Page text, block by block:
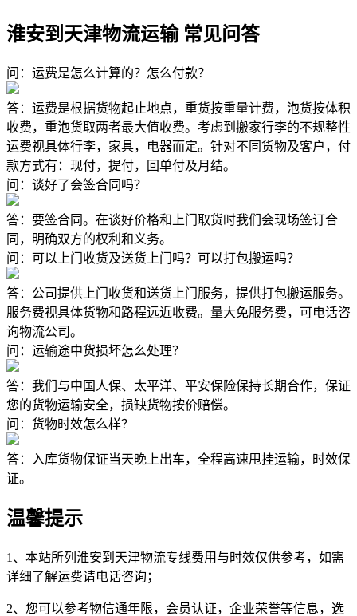
淮安到天津物流运输 常见问答
问：运费是怎么计算的？怎么付款？
答：运费是根据货物起止地点，重货按重量计费，泡货按体积
收费，重泡货取两者最大值收费。考虑到搬家行李的不规整性
运费视具体行李，家具，电器而定。针对不同货物及客户，付
款方式有：现付，提付，回单付及月结。
问：谈好了会签合同吗？
答：要签合同。在谈好价格和上门取货时我们会现场签订合
同，明确双方的权利和义务。
问：可以上门收货及送货上门吗？可以打包搬运吗？
答：公司提供上门收货和送货上门服务，提供打包搬运服务。
服务费视具体货物和路程远近收费。量大免服务费，可电话咨
询物流公司。
问：运输途中货损坏怎么处理？
答：我们与中国人保、太平洋、平安保险保持长期合作，保证
您的货物运输安全，损缺货物按价赔偿。
问：货物时效怎么样？
答：入库货物保证当天晚上出车，全程高速甩挂运输，时效保
证。
温馨提示
1、本站所列淮安到天津物流专线费用与时效仅供参考，如需
详细了解运费请电话咨询；
2、您可以参考物信通年限，会员认证，企业荣誉等信息，选